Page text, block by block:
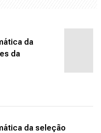
da
da
da seleção